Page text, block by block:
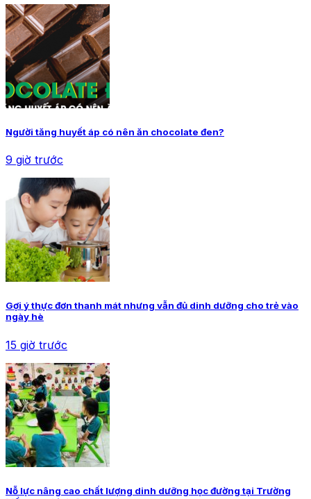
Người tăng huyết áp có nên ăn chocolate đen?
9 giờ trước
Gợi ý thực đơn thanh mát nhưng vẫn đủ dinh dưỡng cho trẻ vào
ngày hè
15 giờ trước
Nỗ lực nâng cao chất lượng dinh dưỡng học đường tại Trường